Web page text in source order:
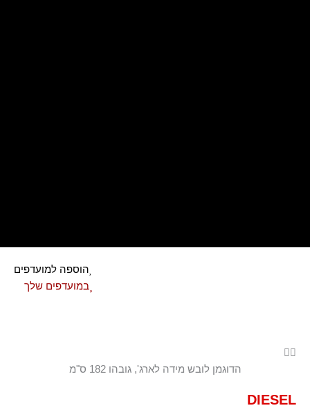
DIESEL
הוספה למועדפים
במועדפים שלך
הדוגמן לובש מידה לארג', גובהו 182 ס"מ